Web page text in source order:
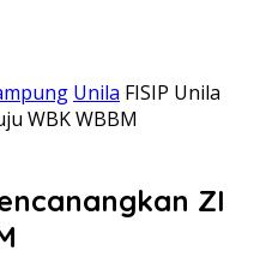
Unila FISIP Unila
WBK WBBM
ZI